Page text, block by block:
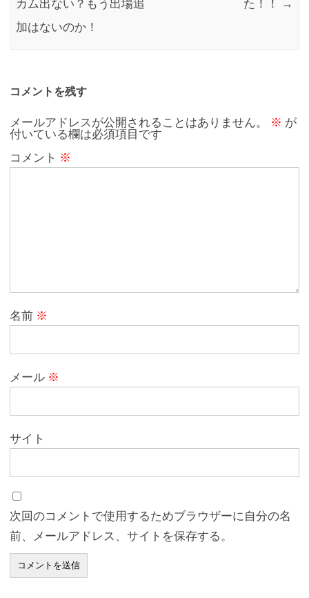
カム出ない？もう出場追
加はないのか！
た！！ →
コメントを残す
メールアドレスが公開されることはありません。 ※ が
付いている欄は必須項目です
コメント ※
名前 ※
メール ※
サイト
次回のコメントで使用するためブラウザーに自分の名
前、メールアドレス、サイトを保存する。